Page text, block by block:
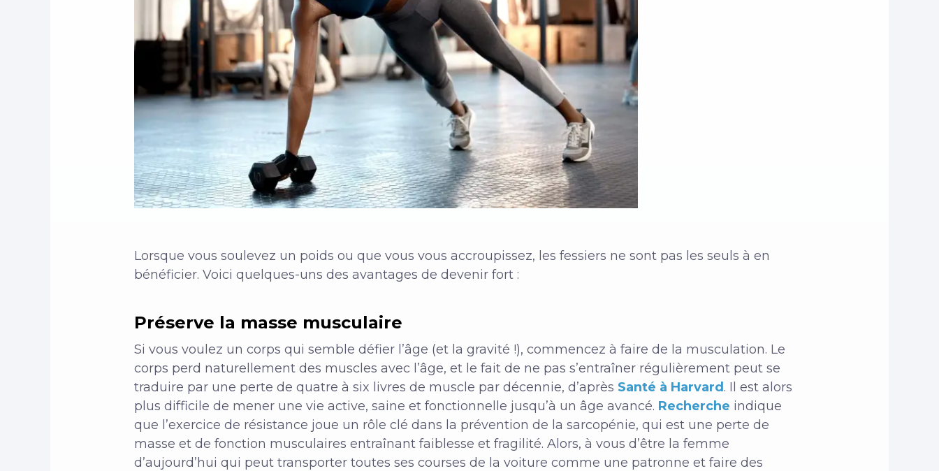
Lorsque vous soulevez un poids ou que vous vous accroupissez, les fessiers ne sont pas les seuls à en
bénéficier. Voici quelques-uns des avantages de devenir fort :
Préserve la masse musculaire
Si vous voulez un corps qui semble défier l’âge (et la gravité !), commencez à faire de la musculation. Le
corps perd naturellement des muscles avec l’âge, et le fait de ne pas s’entraîner régulièrement peut se
traduire par une perte de quatre à six livres de muscle par décennie, d’après Santé à Harvard. Il est alors
plus difficile de mener une vie active, saine et fonctionnelle jusqu’à un âge avancé. Recherche indique
que l’exercice de résistance joue un rôle clé dans la prévention de la sarcopénie, qui est une perte de
masse et de fonction musculaires entraînant faiblesse et fragilité. Alors, à vous d’être la femme
d’aujourd’hui qui peut transporter toutes ses courses de la voiture comme une patronne et faire des